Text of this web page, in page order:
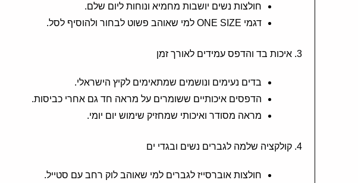
חולצות נשים יושבות מחמיא ונוחות ליום שלם.
דגמי ONE SIZE למי שאוהב פשוט לבחור ולהוסיף לסל.
3. איכות בד והדפס עמידים לאורך זמן
בדים נעימים ונושמים שמתאימים לקיץ הישראלי.
הדפסים איכותיים ששומרים על מראה חד גם אחרי כביסות.
מראה מסודר ואיכותי שמחזיק שימוש יום יומי.
4. קולקציה שלמה לגברים נשים ובגדי ים
חולצות אוברסייז לגברים למי שאוהב לוק רחב עם סטייל.